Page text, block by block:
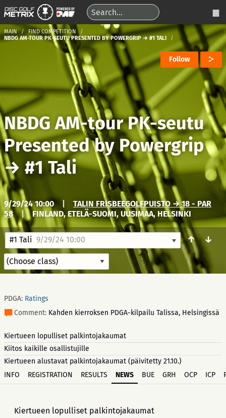
MAIN
FIND COMPETITION
NBDG AM-TOUR PK-SEUTU PRESENTED BY POWERGRIP → #1 TALI
Follow
NBDG AM-tour PK-seutu
Presented by Powergrip
→ #1 Tali
9/29/24 10:00
TALIN FRISBEEGOLFPUISTO → 18 - PAR
58
| FINLAND, ETELÄ-SUOMI, UUSIMAA, HELSINKI
#1 Tali 9/29/24 10:00 ↑ ↓
PDGA: Ratings
Comment: Kahden kierroksen PDGA-kilpailu Talissa, Helsingissä
Kiertueen lopulliset palkintojakaumat
Kiitos kaikille osallistujille
Kiertueen alustavat palkintojakaumat (päivitetty 21.10.)
INFO
REGISTRATION RESULTS NEWS BUE GRH OCP ICP
Kiertueen lopulliset palkintojakaumat